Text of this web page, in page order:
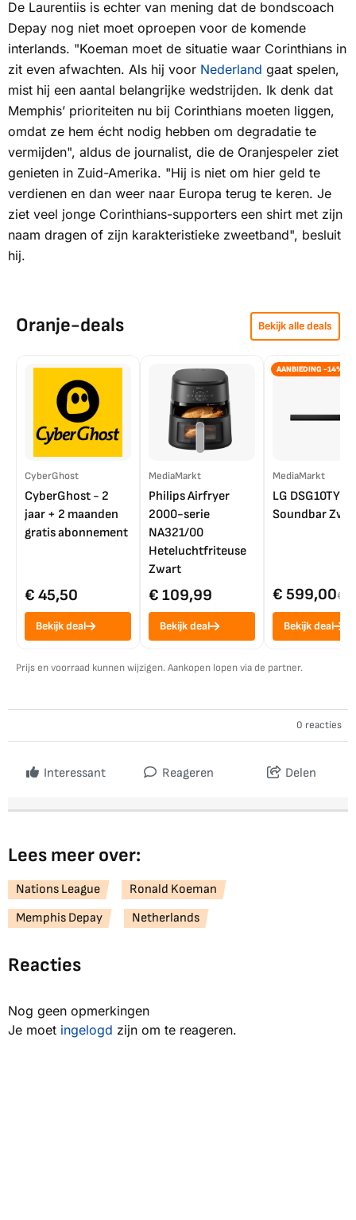
De Laurentiis is echter van mening dat de bondscoach
Depay nog niet moet oproepen voor de komende
interlands. "Koeman moet de situatie waar Corinthians in
zit even afwachten. Als hij voor Nederland gaat spelen,
mist hij een aantal belangrijke wedstrijden. Ik denk dat
Memphis’ prioriteiten nu bij Corinthians moeten liggen,
omdat ze hem écht nodig hebben om degradatie te
vermijden", aldus de journalist, die de Oranjespeler ziet
genieten in Zuid-Amerika. "Hij is niet om hier geld te
verdienen en dan weer naar Europa terug te keren. Je
ziet veel jonge Corinthians-supporters een shirt met zijn
naam dragen of zijn karakteristieke zweetband", besluit
hij.
Oranje-deals Bekijk alle deals
CyberGhost
CyberGhost - 2
jaar + 2 maanden
gratis abonnement
€ 45,50
Bekijk deal
MediaMarkt
Philips Airfryer
2000-serie
NA321/00
Heteluchtfriteuse
Zwart
€ 109,99
Bekijk deal
AANBIEDING -14%
MediaMarkt
LG DSG10TY
Soundbar
€ 599,00€
Bekijk deal
Prijs en voorraad kunnen wijzigen. Aankopen lopen via de partner.
0 reacties
Interessant Reageren Delen
Lees meer over:
Nations League
Ronald Koeman
Memphis Depay
Netherlands
Reacties
Nog geen opmerkingen
Je moet ingelogd zijn om te reageren.